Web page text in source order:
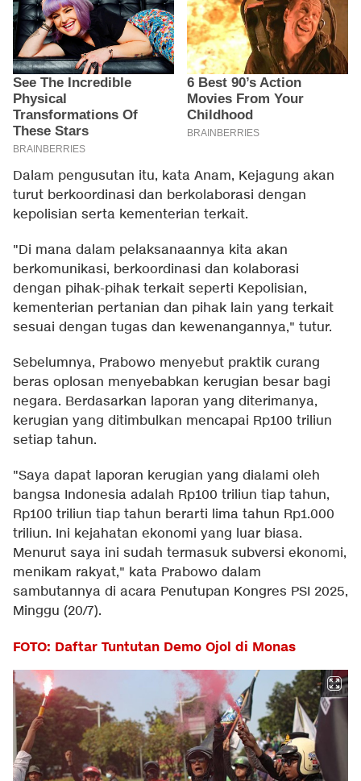
Dalam pengusutan itu, kata Anam, Kejagung akan
turut berkoordinasi dan berkolaborasi dengan
kepolisian serta kementerian terkait.
"Di mana dalam pelaksanaannya kita akan
berkomunikasi, berkoordinasi dan kolaborasi
dengan pihak-pihak terkait seperti Kepolisian,
kementerian pertanian dan pihak lain yang terkait
sesuai dengan tugas dan kewenangannya," tutur.
Sebelumnya, Prabowo menyebut praktik curang
beras oplosan menyebabkan kerugian besar bagi
negara. Berdasarkan laporan yang diterimanya,
kerugian yang ditimbulkan mencapai Rp100 triliun
setiap tahun.
"Saya dapat laporan kerugian yang dialami oleh
bangsa Indonesia adalah Rp100 triliun tiap tahun,
Rp100 triliun tiap tahun berarti lima tahun Rp1.000
triliun. Ini kejahatan ekonomi yang luar biasa.
Menurut saya ini sudah termasuk subversi ekonomi,
menikam rakyat," kata Prabowo dalam
sambutannya di acara Penutupan Kongres PSI 2025,
Minggu (20/7).
FOTO: Daftar Tuntutan Demo Ojol di Monas